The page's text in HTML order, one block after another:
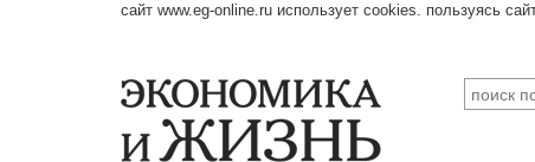
сайт www.eg-online.ru использует cookies. пользуясь